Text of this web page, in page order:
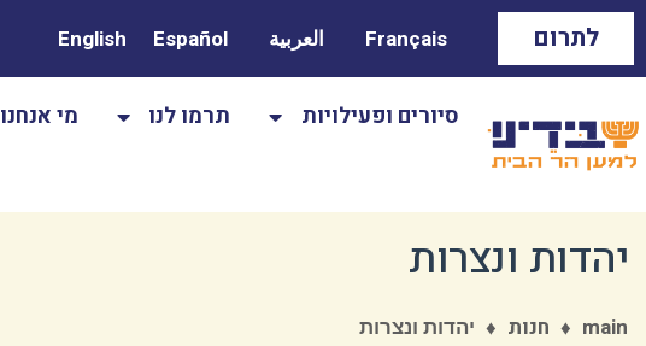
לתרום Français العربية Español
English
סיורים ופעילויות תרמו לנו מי אנחנו
יהדות ונצרות
main
♦ חנות ♦ יהדות ונצרות